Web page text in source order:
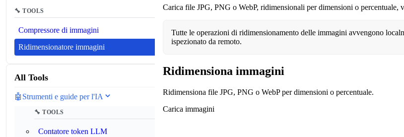
🔧 TOOLS
Compressore di immagini
Ridimensionatore immagini
All Tools
🤖 Strumenti e guide per l'IA
🔧 TOOLS
Contatore token LLM
Carica file JPG, PNG o WebP, ridimensionali per dimensioni o percentuale,
Tutte le operazioni di ridimensionamento delle immagini avvengono
ispezionato da remoto.
Ridimensiona immagini
Ridimensiona file JPG, PNG o WebP per dimensioni o percentuale.
Carica immagini